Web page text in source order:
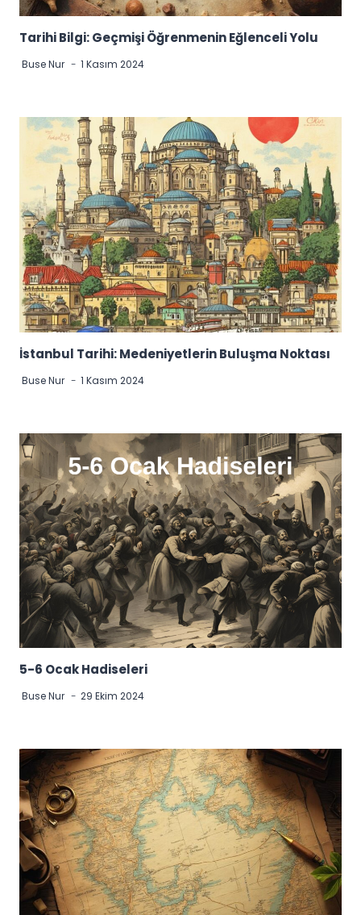
Tarihi Bilgi: Geçmişi Öğrenmenin Eğlenceli Yolu
Buse Nur 1 Kasım 2024
İstanbul Tarihi: Medeniyetlerin Buluşma Noktası
Buse Nur 1 Kasım 2024
5-6 Ocak Hadiseleri
Buse Nur 29 Ekim 2024